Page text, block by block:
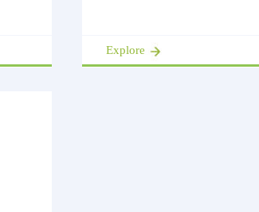
Explore